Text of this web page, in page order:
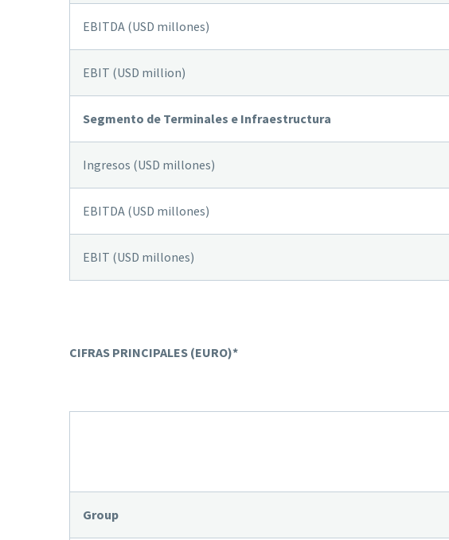
EBITDA (USD millones)
EBIT (USD million)
Segmento de Terminales e Infraestructura
Ingresos (USD millones)
EBITDA (USD millones)
EBIT (USD millones)
CIFRAS PRINCIPALES (EURO)*
Group